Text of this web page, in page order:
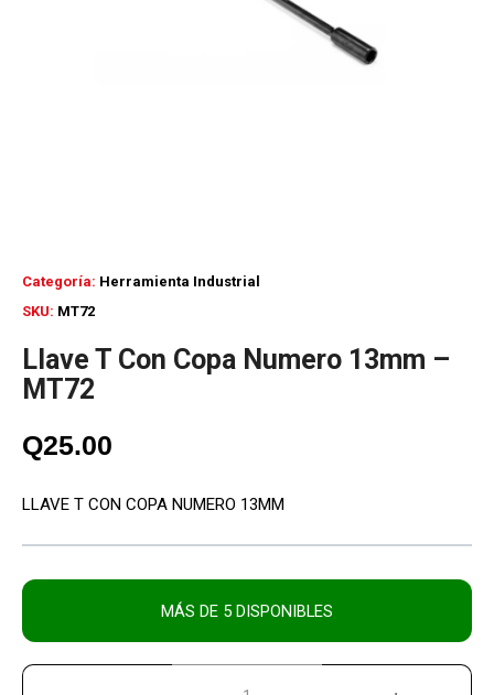
SKU: MT72
Categoría: Herramienta Industrial
Llave T Con Copa Numero 13mm –
MT72
Q25.00
LLAVE T CON COPA NUMERO 13MM
MÁS DE 5 DISPONIBLES